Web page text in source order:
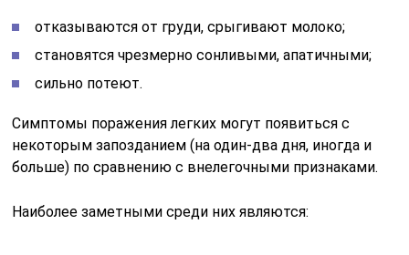
отказываются от груди, срыгивают молоко;
становятся чрезмерно сонливыми, апатичными;
сильно потеют.
Симптомы поражения легких могут появиться с
некоторым запозданием (на один-два дня, иногда и
больше) по сравнению с внелегочными признаками.
Наиболее заметными среди них являются: